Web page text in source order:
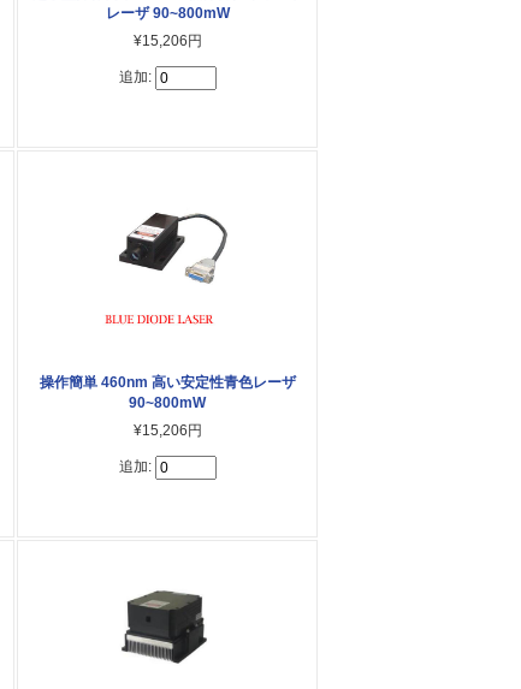
レーザ 90~800mW
¥15,206円
追加:
操作簡単 460nm 高い安定性青色レーザ
90~800mW
¥15,206円
追加: